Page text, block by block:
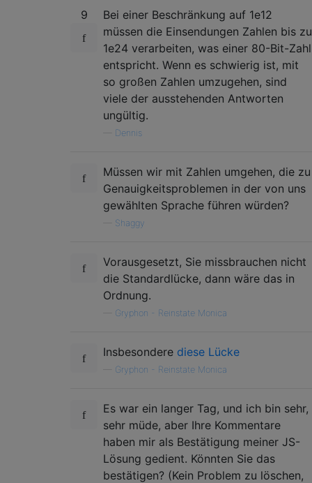
9
Bei einer Beschränkung auf 1e12
müssen die Einsendungen Zahlen bis zu
1e24 verarbeiten, was einer 80-Bit-Zahl
entspricht. Wenn es schwierig ist, mit
so großen Zahlen umzugehen, sind
viele der ausstehenden Antworten
ungültig.
Dennis
Müssen wir mit Zahlen umgehen, die zu
Genauigkeitsproblemen in der von uns
gewählten Sprache führen würden?
Shaggy
Vorausgesetzt, Sie missbrauchen nicht
die Standardlücke, dann wäre das in
Ordnung.
Gryphon - Reinstate Monica
Insbesondere diese Lücke
Gryphon - Reinstate Monica
Es war ein langer Tag, und ich bin sehr,
sehr müde, aber Ihre Kommentare
haben mir als Bestätigung meiner JS-
Lösung gedient. Könnten Sie das
bestätigen? (Kein Problem zu löschen,